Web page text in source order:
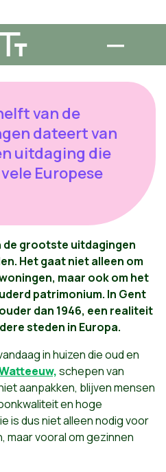
van de
dateert van
uitdaging die
Europese
de grootste uitdagingen
Het gaat niet alleen om
maar ook om het
patrimonium. In Gent
dan 1946, een realiteit
steden in Europa.
in huizen die oud en
schepen van
aanpakken, blijven mensen
en hoge
is dus niet alleen nodig voor
maar vooral om gezinnen